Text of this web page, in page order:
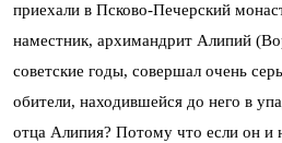
приехали в Псково-Печерский
наместник, архимандрит Алипий
советские годы, совершал очень
обители, находившейся до него в
отца Алипия? Потому что если он и